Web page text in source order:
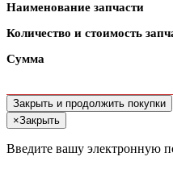
Наименование запчасти
Количество и стоимость
Сумма
Закрыть и продолжить покупки
×Закрыть
Введите вашу электронную